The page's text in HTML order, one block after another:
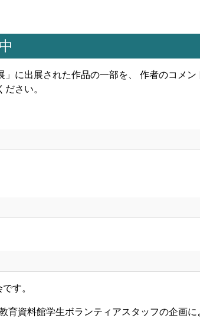
に出展された作品の一部を、 作者のコメ
さい。
す。
育資料館学生ボランティアスタッフの企画に